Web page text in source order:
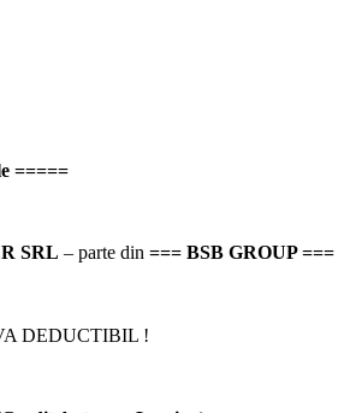
=====
SRL – parte din === BSB GROUP ===
DEDUCTIBIL !